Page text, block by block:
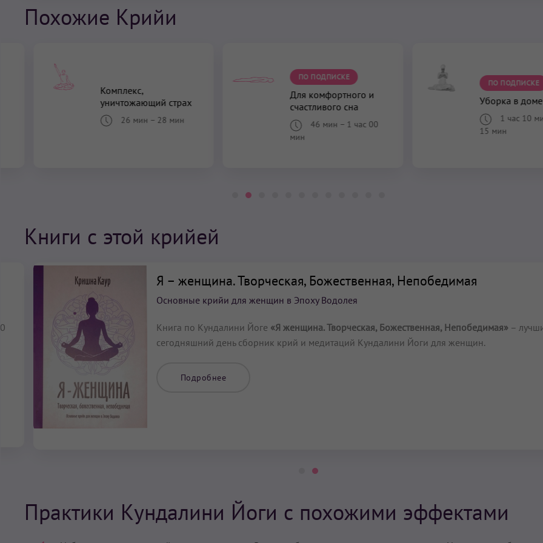
Похожие Крийи
Комплекс,
уничтожающий страх
26 мин – 28 мин
ПО ПОДПИСКЕ
Для комфортного и
счастливого сна
46 мин – 1 час 00
мин
ПО ПОДПИСКЕ
Уборка в
1 час 10
15 мин
Книги с этой крийей
Я – женщина. Творческая, Божественная, Непобедимая
Основные крийи для женщин в Эпоху Водолея
Книга по Кундалини Йоге «Я женщина. Творческая, Божественная, Непобедимая»–
сегодняшний день сборник крий и медитаций Кундалини Йоги для женщин.
Подробнее
Практики Кундалини Йоги с похожими эффектами